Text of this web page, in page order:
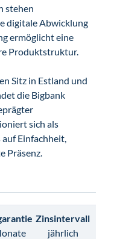
stehen
digitale Abwicklung
ermöglicht eine
Produktstruktur.
Sitz in Estland und
die Bigbank
sich als
Einfachheit,
Präsenz.
Zinsintervall
jährlich